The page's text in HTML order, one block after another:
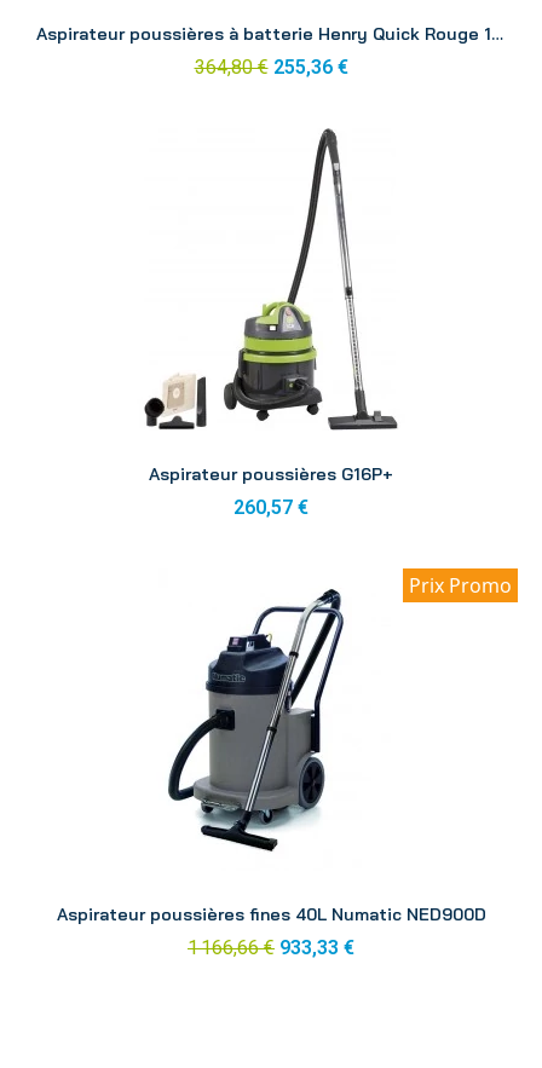
Aspirateur poussières à batterie Henry Quick Rouge 1 batterie
364,80 € 255,36 €
Aspirateur poussières G16P+
260,57 €
Prix Promo
Aspirateur poussières fines 40L Numatic NED900D
1 166,66 € 933,33 €